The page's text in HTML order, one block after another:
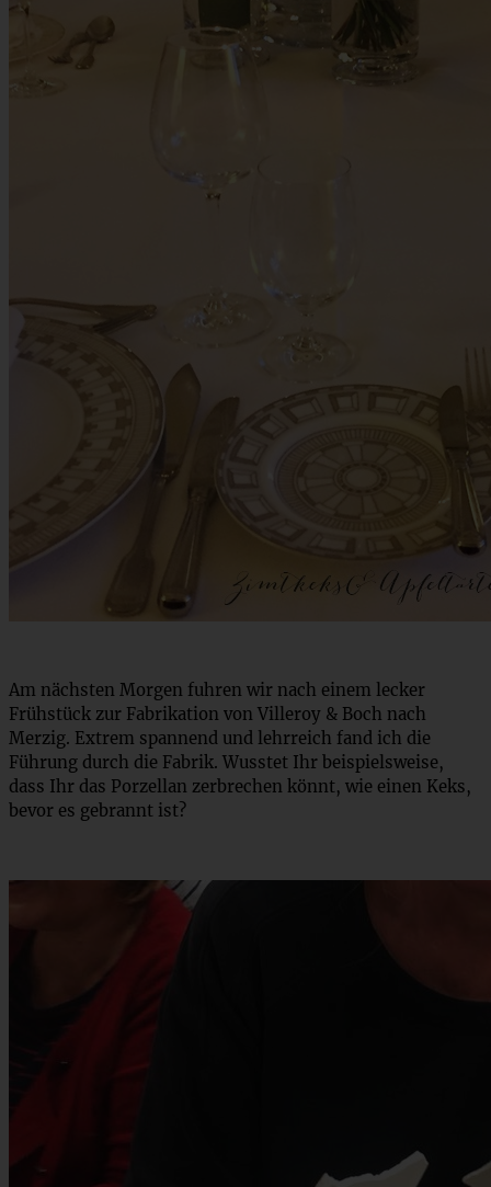
Am nächsten Morgen fuhren wir nach einem lecker
Frühstück zur Fabrikation von Villeroy & Boch nach
Merzig. Extrem spannend und lehrreich fand ich die
Führung durch die Fabrik. Wusstet Ihr beispielsweise,
dass Ihr das Porzellan zerbrechen könnt, wie einen Keks,
bevor es gebrannt ist?